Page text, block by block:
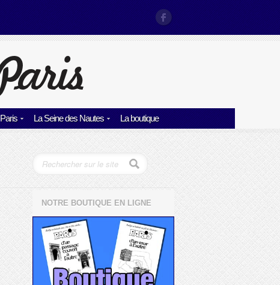
La Seine des Nautes La boutique
NOTRE BOUTIQUE EN LIGNE